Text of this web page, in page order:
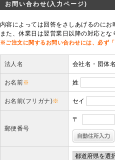
お問い合わせ(入力ページ)
内容によっては回答をさしあげるのに
また、休業日は翌営業日以降の対応と
※ご注文に関するお問い合わせには、必ず
法人名 会社名・団体
お名前※ 姓
お名前(フリガナ)※ セイ
郵便番号
〒